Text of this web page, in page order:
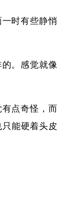
时有些静悄
。感觉就像
点奇怪，而
能硬着头皮